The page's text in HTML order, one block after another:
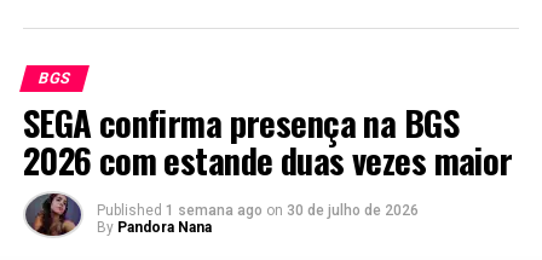
Comments
comments
BGS
SEGA confirma presença na BGS
2026 com estande duas vezes maior
Published 1 semana ago on 30 de julho de 2026
By Pandora Nana